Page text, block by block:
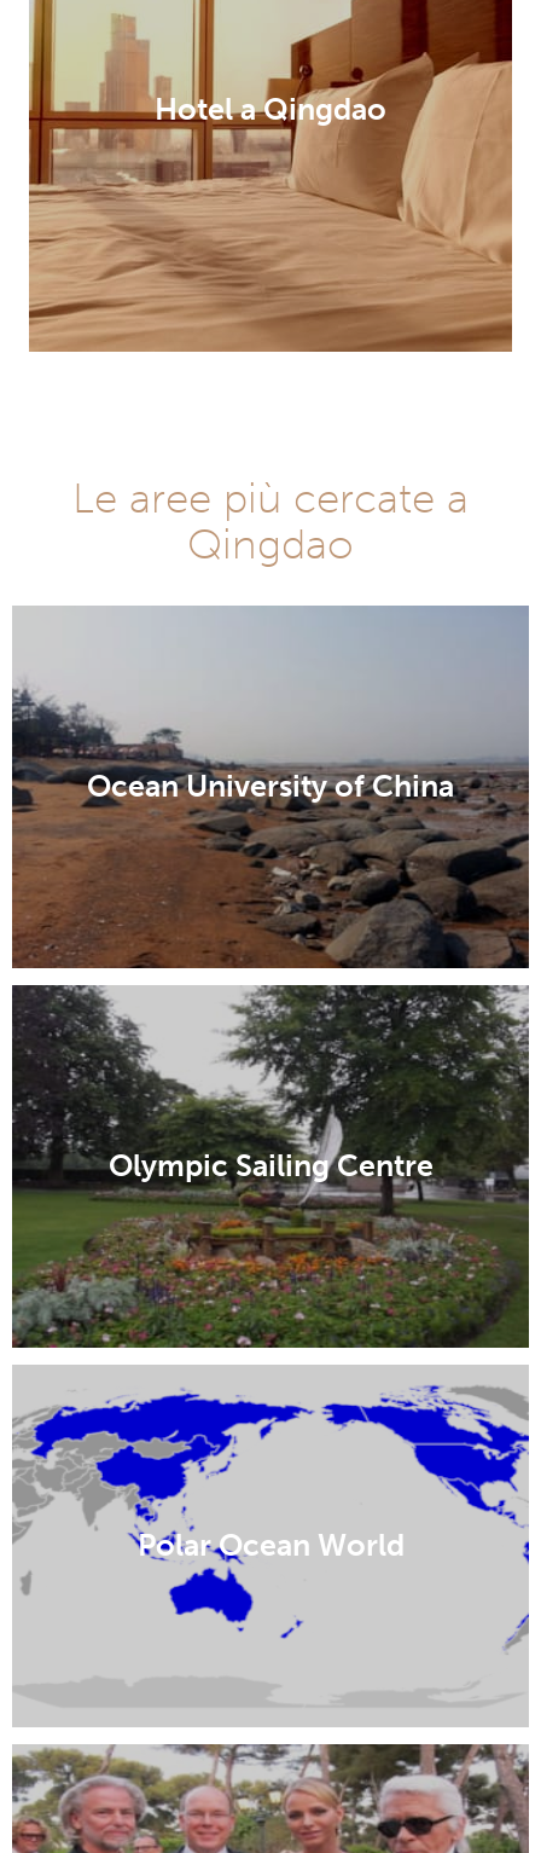
Hotel a Qingdao
Le aree più cercate a
Qingdao
Ocean University of China
Olympic Sailing Centre
Polar Ocean World